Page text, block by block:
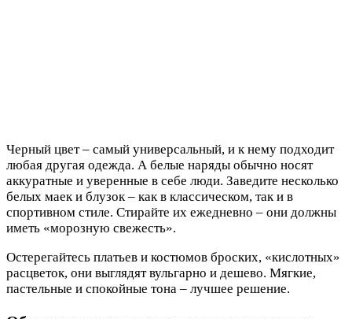
Черный цвет – самый универсальный, и к нему подходит
любая другая одежда. А белые наряды обычно носят
аккуратные и уверенные в себе люди. Заведите несколько
белых маек и блузок – как в классическом, так и в
спортивном стиле. Стирайте их ежедневно – они должны
иметь «морозную свежесть».
Остерегайтесь платьев и костюмов броских, «кислотных»
расцветок, они выглядят вульгарно и дешево. Мягкие,
пастельные и спокойные тона – лучшее решение.